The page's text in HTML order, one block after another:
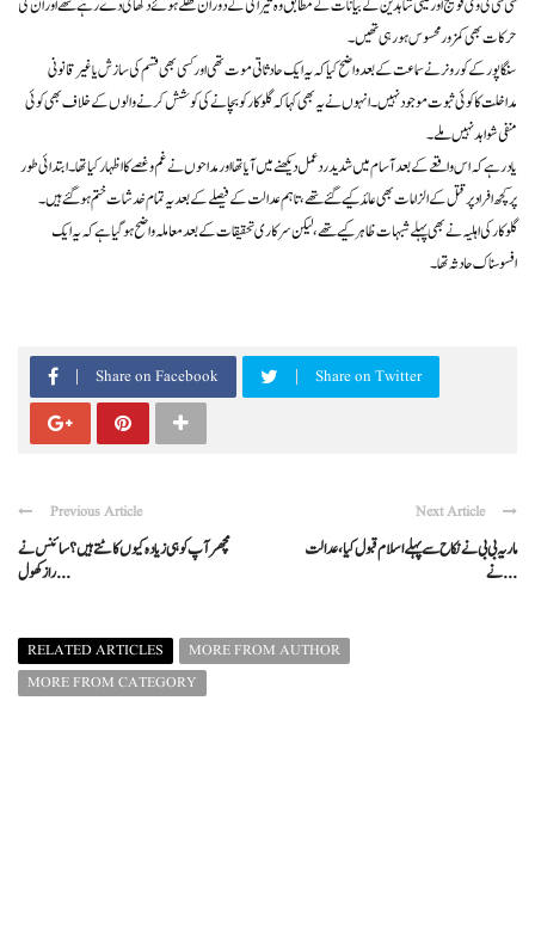
سی سی ٹی وی فوٹیج اور عینی شاہدین کے بیانات کے مطابق وہ تیراکی کے دوران تھکے ہوئے دکھائی دے رہے تھے اور ان کی
حرکات بھی کمزور محسوس ہو رہی تھیں۔
سنگاپور کے کورونر نے سماعت کے بعد واضح کیا کہ یہ ایک حادثاتی موت تھی اور کسی بھی قسم کی سازش یا غیر قانونی
مداخلت کا کوئی ثبوت موجود نہیں۔ انہوں نے یہ بھی کہا کہ گلوکار کو بچانے کی کوشش کرنے والوں کے خلاف بھی کوئی
منفی شواہد نہیں ملے۔
یاد رہے کہ اس واقعے کے بعد آسام میں شدید ردعمل دیکھنے میں آیا تھا اور مداحوں نے غم و غصے کا اظہار کیا تھا۔ ابتدائی طور
پر کچھ افراد پر قتل کے الزامات بھی عائد کیے گئے تھے، تاہم عدالت کے فیصلے کے بعد یہ تمام خدشات ختم ہو گئے ہیں۔
گلوکار کی اہلیہ نے بھی پہلے شبہات ظاہر کیے تھے، لیکن سرکاری تحقیقات کے بعد معاملہ واضح ہو گیا ہے کہ یہ ایک
افسوسناک حادثہ تھا۔
Share on Facebook Share on Twitter
Previous Article
مچھر آپ کو ہی زیادہ کیوں کاٹتے ہیں؟ سائنس نے
راز کھول ...
Next Article
ماریہ بی بی نے نکاح سے پہلے اسلام قبول کیا، عدالت
نے ...
RELATED ARTICLES
MORE FROM AUTHOR
MORE FROM CATEGORY